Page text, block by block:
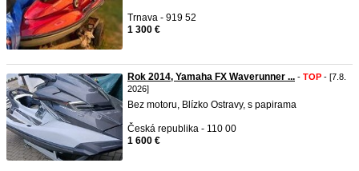
Trnava - 919 52
1 300 €
Rok 2014, Yamaha FX Waverunner ... - TOP - [7.8.
2026]
Bez motoru, Blízko Ostravy, s papirama
Česká republika - 110 00
1 600 €